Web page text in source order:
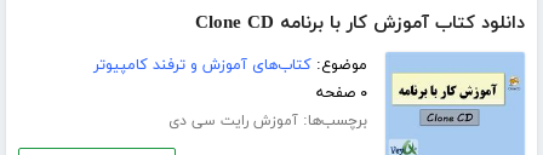
دانلود کتاب آموزش کار با برنامه Clone CD
موضوع:کتاب‌های آموزش و ترفند کامپیوتر
۰ صفحه
برچسب‌ها:آموزش رایت سی دی